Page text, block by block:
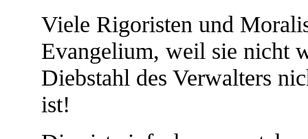
Viele Rigoristen und
Evangelium, weil sie nicht
Diebstahl des Verwalters
ist!